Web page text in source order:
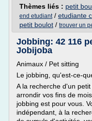
Thèmes liés : petit
end etudiant/ etudiante
petit boulot / trouver un
Jobbing: 42 116
Jobijoba
Animaux / Pet sitting
Le jobbing, qu'est-ce-
A la recherche d'un
arrondir vos fins de
jobbing est pour vous.
indépendant, à la